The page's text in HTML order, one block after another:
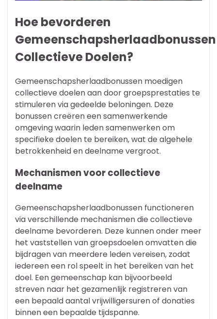
Hoe bevorderen
Gemeenschapsherlaadbonussen
Collectieve Doelen?
Gemeenschapsherlaadbonussen moedigen
collectieve doelen aan door groepsprestaties te
stimuleren via gedeelde beloningen. Deze
bonussen creëren een samenwerkende
omgeving waarin leden samenwerken om
specifieke doelen te bereiken, wat de algehele
betrokkenheid en deelname vergroot.
Mechanismen voor collectieve
deelname
Gemeenschapsherlaadbonussen functioneren
via verschillende mechanismen die collectieve
deelname bevorderen. Deze kunnen onder meer
het vaststellen van groepsdoelen omvatten die
bijdragen van meerdere leden vereisen, zodat
iedereen een rol speelt in het bereiken van het
doel. Een gemeenschap kan bijvoorbeeld
streven naar het gezamenlijk registreren van
een bepaald aantal vrijwilligersuren of donaties
binnen een bepaalde tijdspanne.